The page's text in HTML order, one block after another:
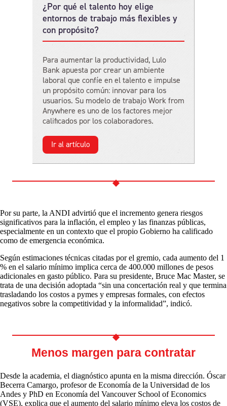
¿Por qué el talento hoy elige
entornos de trabajo más flexibles y
con propósito?
Para aumentar la productividad, Lulo
Bank apuesta por crear un ambiente
laboral que confíe en el talento e impulse
un propósito común: innovar para los
usuarios. Su modelo de trabajo Work from
Anywhere es uno de los factores mejor
calificados por los colaboradores.
Ir al artículo
Por su parte, la ANDI advirtió que el incremento genera riesgos
significativos para la inflación, el empleo y las finanzas públicas,
especialmente en un contexto que el propio Gobierno ha calificado
como de emergencia económica.
Según estimaciones técnicas citadas por el gremio, cada aumento del 1
% en el salario mínimo implica cerca de 400.000 millones de pesos
adicionales en gasto público. Para su presidente, Bruce Mac Master, se
trata de una decisión adoptada “sin una concertación real y que termina
trasladando los costos a pymes y empresas formales, con efectos
negativos sobre la competitividad y la informalidad”, indicó.
Menos margen para contratar
Desde la academia, el diagnóstico apunta en la misma dirección. Óscar
Becerra Camargo, profesor de Economía de la Universidad de los
Andes y PhD en Economía del Vancouver School of Economics
(VSE), explica que el aumento del salario mínimo eleva los costos de